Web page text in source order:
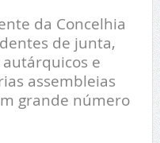
da Concelhia
de junta,
e
assembleias
grande número